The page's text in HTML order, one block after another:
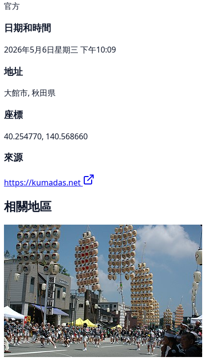
官方
日期和時間
2026年5月6日星期三 下午10:09
地址
大館市, 秋田県
座標
40.254770, 140.568660
來源
https://kumadas.net
相關地區